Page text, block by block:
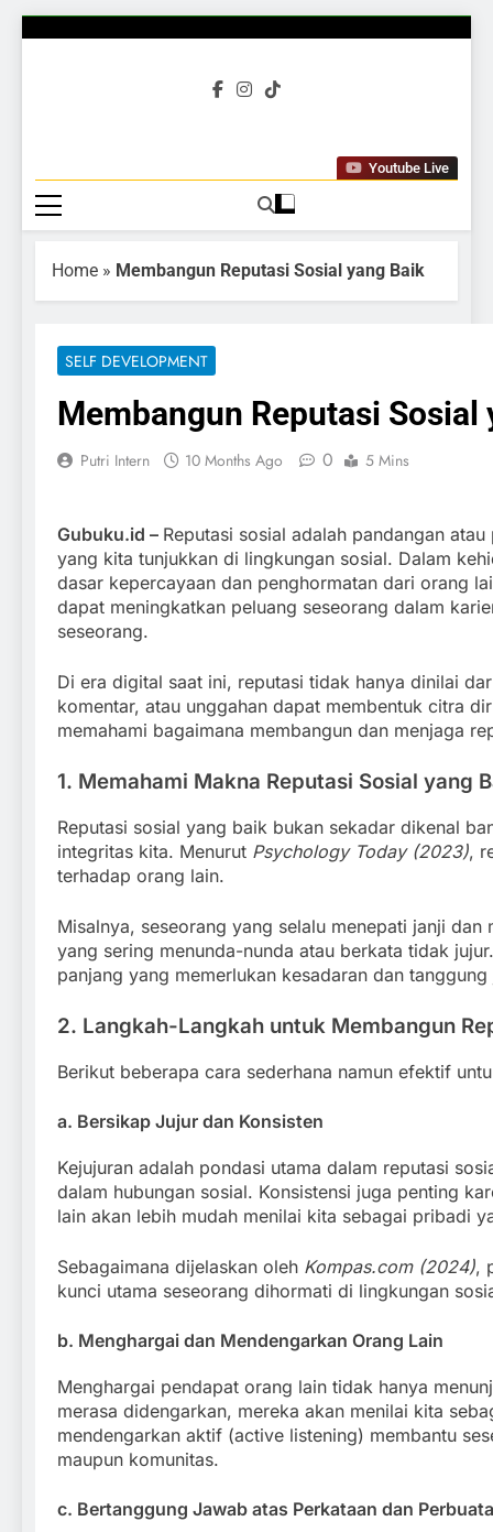
Gubuku
Youtube Live
Home » Membangun Reputasi Sosial yang Baik
SELF DEVELOPMENT
Membangun Reputasi Sosial
Putri Intern 10 Months Ago 0 5 Mins
Gubuku.id – Reputasi sosial adalah pandangan
yang kita tunjukkan di lingkungan sosial. Dalam
dasar kepercayaan dan penghormatan dari orang
dapat meningkatkan peluang seseorang dalam
seseorang.
Di era digital saat ini, reputasi tidak hanya dinilai
komentar, atau unggahan dapat membentuk citra
memahami bagaimana membangun dan menjaga
1. Memahami Makna Reputasi Sosial yang
Reputasi sosial yang baik bukan sekadar dikenal
integritas kita. Menurut Psychology Today (2023),
terhadap orang lain.
Misalnya, seseorang yang selalu menepati janji
yang sering menunda-nunda atau berkata tidak
panjang yang memerlukan kesadaran dan
2. Langkah-Langkah untuk Membangun
Berikut beberapa cara sederhana namun efektif
a. Bersikap Jujur dan Konsisten
Kejujuran adalah pondasi utama dalam reputasi
dalam hubungan sosial. Konsistensi juga penting
lain akan lebih mudah menilai kita sebagai pribadi
Sebagaimana dijelaskan oleh Kompas.com (2024),
kunci utama seseorang dihormati di lingkungan
b. Menghargai dan Mendengarkan Orang Lain
Menghargai pendapat orang lain tidak hanya
merasa didengarkan, mereka akan menilai kita
mendengarkan aktif (active listening) membantu
maupun komunitas.
c. Bertanggung Jawab atas Perkataan dan